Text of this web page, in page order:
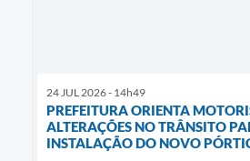
24 JUL 2026 - 14h49
PREFEITURA ORIENTA
ALTERAÇÕES NO TRÂNSITO
INSTALAÇÃO DO NOVO